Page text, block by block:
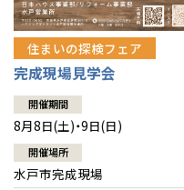
住まいの探検フェア
完成現場見学会
開催期間
8月8日(土)・9日(日)
開催場所
水戸市完成現場